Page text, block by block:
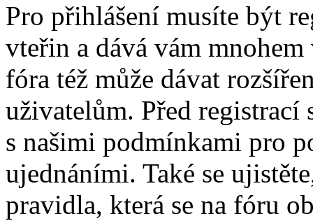
Pro přihlášení musíte být
vteřin a dává vám
fóra též může dávat
uživatelům. Před registrací
s našimi podmínkami pro
ujednáními. Také se
pravidla, která se na fóru